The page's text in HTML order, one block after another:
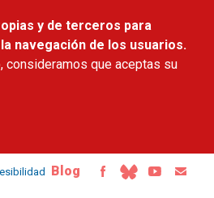
y de terceros para
navegación de los usuarios.
consideramos que aceptas su
Blog